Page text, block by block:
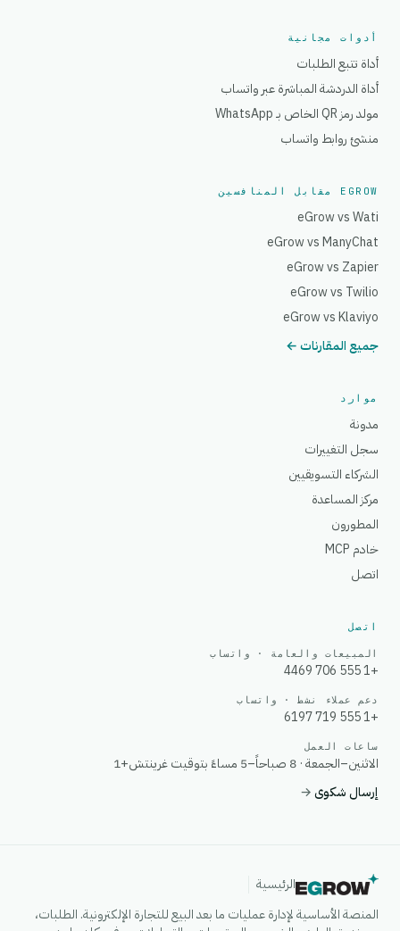
أدوات مجانية
أداة تتبع الطلبات
أداة الدردشة المباشرة عبر واتساب
مولد رمز QR الخاص بـ WhatsApp
منشئ روابط واتساب
EGROW مقابل المنافسين
eGrow vs Wati
eGrow vs ManyChat
eGrow vs Zapier
eGrow vs Twilio
eGrow vs Klaviyo
جميع المقارنات ←
موارد
مدونة
سجل التغييرات
الشركاء التسويقيين
مركز المساعدة
المطورون
خادم MCP
اتصل
اتصل
المبيعات والعامة · واتساب
+1 555 706 4469
دعم عملاء نشط · واتساب
+1 555 719 6197
ساعات العمل
الاثنين–الجمعة · 8 صباحاً–5 مساءً بتوقيت غرينتش+1
إرسال شكوى→
الرئيسية
المنصة الأساسية لإدارة عمليات ما بعد البيع للتجارة الإلكترونية. الطلبات،